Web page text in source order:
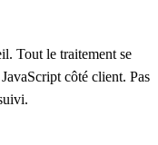
Tout le traitement se
côté client. Pas